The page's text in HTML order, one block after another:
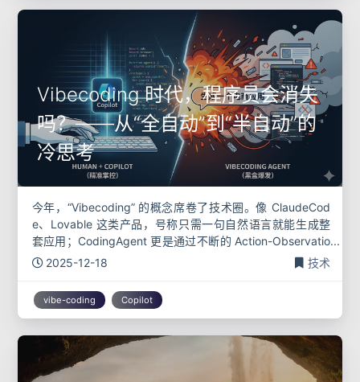
Vibecoding 时代，程序员会消失
吗？——从“全自动”到“半自动”的
冷思考
今年，“Vibecoding” 的概念席卷了技术圈。像 ClaudeCod
e、Lovable 这类产品，号称只需一句自然语言就能生成整
套应用；CodingAgent 更是通过不断的 Action-Observatio
n 循环，模仿人类一步步
2025-12-18 技术
vibe-coding Copilot